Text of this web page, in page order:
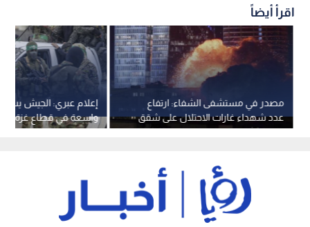
اقرأ أيضاً
إعلام عبري: الجيش
واسعة في قطاع غزة
حماس
مصدر في مستشفى الشفاء: ارتفاع
عدد شهداء غارات الاحتلال على شقق
سكنية بغزة إلى 9